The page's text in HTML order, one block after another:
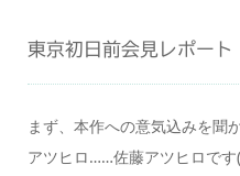
東京初日前会見レポート
まず、本作への意気込みを聞
アツヒロ……佐藤アツヒロです